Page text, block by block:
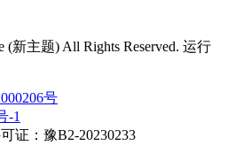
(新主题) All Rights Reserved. 运行
号
-1
证：豫B2-20230233